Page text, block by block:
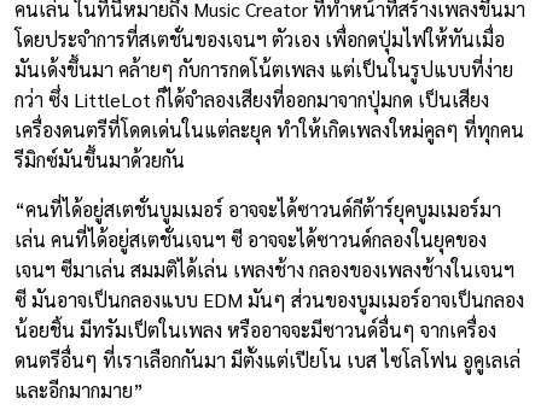
คนเล่น ในที่นี้หมายถึง Music Creator ที่ทำหน้าที่สร้างเพลงขึ้นมา
โดยประจำการที่สเตชั่นของเจนฯ ตัวเอง เพื่อกดปุ่มไฟให้ทันเมื่อ
มันเด้งขึ้นมา คล้ายๆ กับการกดโน้ตเพลง แต่เป็นในรูปแบบที่ง่าย
กว่า ซึ่ง LittleLot ก็ได้จำลองเสียงที่ออกมาจากปุ่มกด เป็นเสียง
เครื่องดนตรีที่โดดเด่นในแต่ละยุค ทำให้เกิดเพลงใหม่คูลๆ ที่ทุกคน
รีมิกซ์มันขึ้นมาด้วยกัน
“คนที่ได้อยู่สเตชั่นบูมเมอร์ อาจจะได้ซาวนด์กีต้าร์ยุคบูมเมอร์มา
เล่น คนที่ได้อยู่สเตชั่นเจนฯ ซี อาจจะได้ซาวนด์กลองในยุคของ
เจนฯ ซีมาเล่น สมมติได้เล่น เพลงช้าง กลองของเพลงช้างในเจนฯ
ซี มันอาจเป็นกลองแบบ EDM มันๆ ส่วนของบูมเมอร์อาจเป็นกลอง
น้อยชิ้น มีทรัมเป็ตในเพลง หรืออาจจะมีซาวนด์อื่นๆ จากเครื่อง
ดนตรีอื่นๆ ที่เราเลือกกันมา มีตั้งแต่เปียโน เบส ไซโลโฟน อูคูเลเล่
และอีกมากมาย”